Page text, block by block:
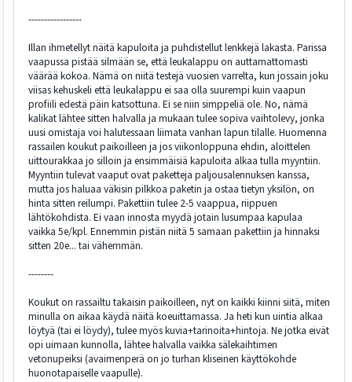
-----------------
Illan ihmetellyt näitä kapuloita ja puhdistellut lenkkejä lakasta. Parissa
vaapussa pistää silmään se, että leukalappu on auttamattomasti
väärää kokoa. Nämä on niitä testejä vuosien varrelta, kun jossain joku
viisas kehuskeli että leukalappu ei saa olla suurempi kuin vaapun
profiili edestä päin katsottuna. Ei se niin simppeliä ole. No, nämä
kalikat lähtee sitten halvalla ja mukaan tulee sopiva vaihtolevy, jonka
uusi omistaja voi halutessaan liimata vanhan lapun tilalle. Huomenna
rassailen koukut paikoilleen ja jos viikonloppuna ehdin, aloittelen
uittourakkaa jo silloin ja ensimmäisiä kapuloita alkaa tulla myyntiin.
Myyntiin tulevat vaaput ovat paketteja paljousalennuksen kanssa,
mutta jos haluaa väkisin pilkkoa paketin ja ostaa tietyn yksilön, on
hinta sitten reilumpi. Pakettiin tulee 2-5 vaappua, riippuen
lähtökohdista. Ei vaan innosta myydä jotain lusumpaa kapulaa
vaikka 5e/kpl. Ennemmin pistän niitä 5 samaan pakettiin ja hinnaksi
sitten 20e... tai vähemmän.
--------
Koukut on rassailtu takaisin paikoilleen, nyt on kaikki kiinni siitä, miten
minulla on aikaa käydä näitä koeuittamassa. Ja heti kun uintia alkaa
löytyä (tai ei löydy), tulee myös kuvia+tarinoita+hintoja. Ne jotka eivät
opi uimaan kunnolla, lähtee halvalla vaikka sälekaihtimen
vetonupeiksi (avaimenperä on jo turhan kliseinen käyttökohde
huonotapaiselle vaapulle).